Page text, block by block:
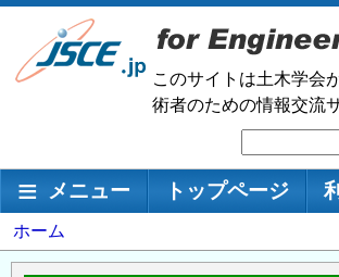
メ
ン
移
このサイトは土木学会
術者のための情報交流
索
メインナビゲーション
メニュー トップページ
パ
ン
ホーム